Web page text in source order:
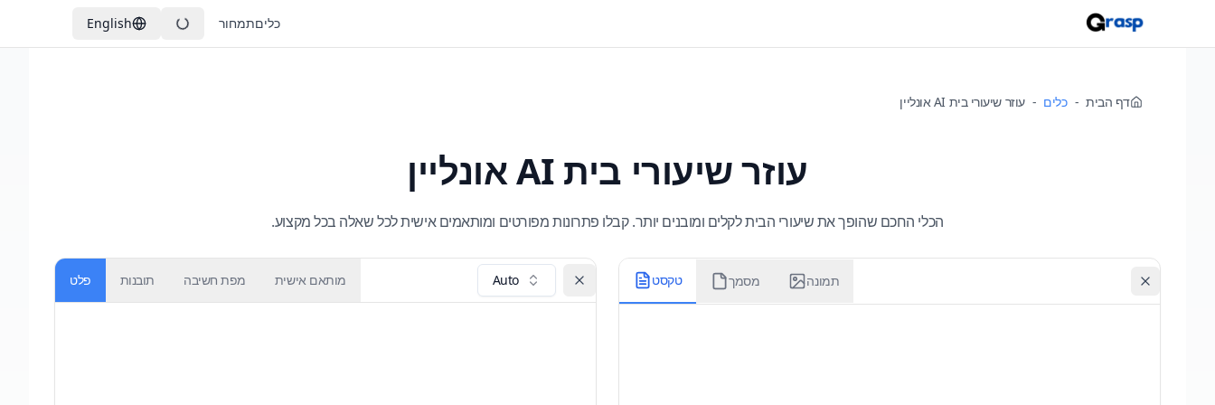
כליםתמחור English
דף הבית - כלים - עוזר שיעורי בית AI אונליין
עוזר שיעורי בית AI אונליין
הכלי החכם שהופך את שיעורי הבית לקלים ומובנים יותר. קבלו פתרונות מפורטים ומותאמים אישית לכל שאלה בכל מקצוע.
טקסט מסמך תמונה פלט תובנות מפת חשיבה מותאם אישית Auto